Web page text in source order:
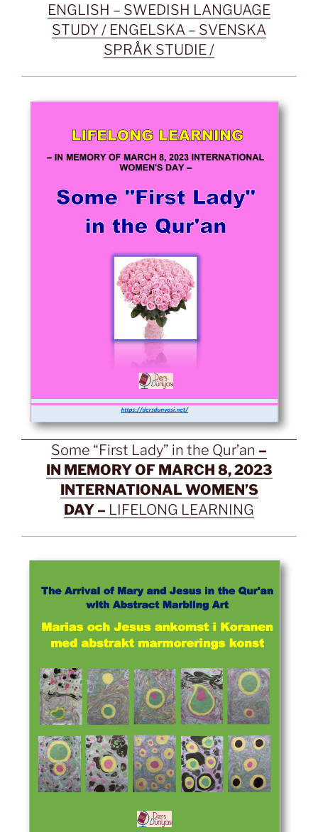
ENGLISH – SWEDISH LANGUAGE
STUDY / ENGELSKA – SVENSKA
SPRÅK STUDIE /
Some “First Lady” in the Qur’an –
IN MEMORY OF MARCH 8, 2023
INTERNATIONAL WOMEN’S
DAY – LIFELONG LEARNING